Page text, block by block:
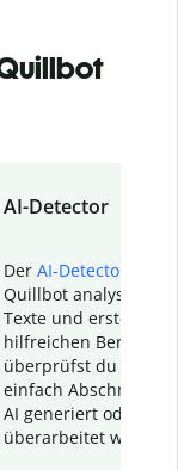
AI-Detector
Der AI-Detector
Quillbot analysiert
Texte und erstellt
hilfreichen Bericht.
überprüfst du
einfach Abschnitte,
AI generiert oder
überarbeitet wurden.